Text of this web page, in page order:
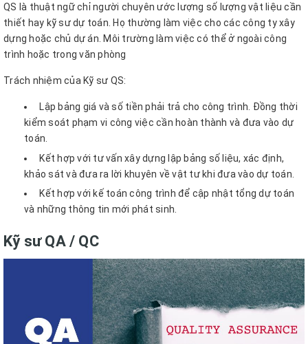
QS là thuật ngữ chỉ người chuyên ước lượng số lượng vật liệu cần
thiết hay kỹ sư dự toán. Họ thường làm việc cho các công ty xây
dựng hoặc chủ dự án. Môi trường làm việc có thể ở ngoài công
trình hoặc trong văn phòng
Trách nhiệm của Kỹ sư QS:
Lập bảng giá và số tiền phải trả cho công trình. Đồng thời
kiểm soát phạm vi công việc cần hoàn thành và đưa vào dự
toán.
Kết hợp với tư vấn xây dựng lập bảng số liệu, xác định,
khảo sát và đưa ra lời khuyên về vật tư khi đưa vào dự toán.
Kết hợp với kế toán công trình để cập nhật tổng dự toán
và những thông tin mới phát sinh.
Kỹ sư QA / QC